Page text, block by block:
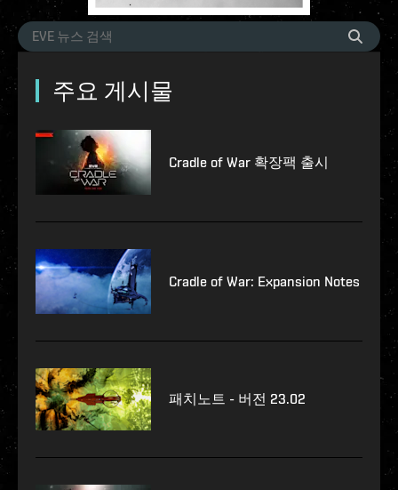
주요 게시물
Cradle of War 확장팩 출시
Cradle of War: Expansion Notes
패치노트 - 버전 23.02